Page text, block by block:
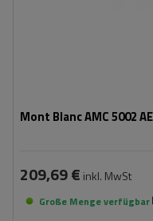
Mont Blanc AMC 5002
209,69 € inkl. MwSt
Große Menge verfügbar